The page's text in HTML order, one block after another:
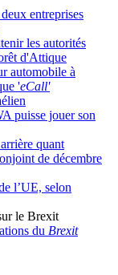
deux entreprises
les autorités
d'Attique
automobile à
'eCall'
puisse jouer son
quant
de décembre
l’UE, selon
le Brexit
du Brexit